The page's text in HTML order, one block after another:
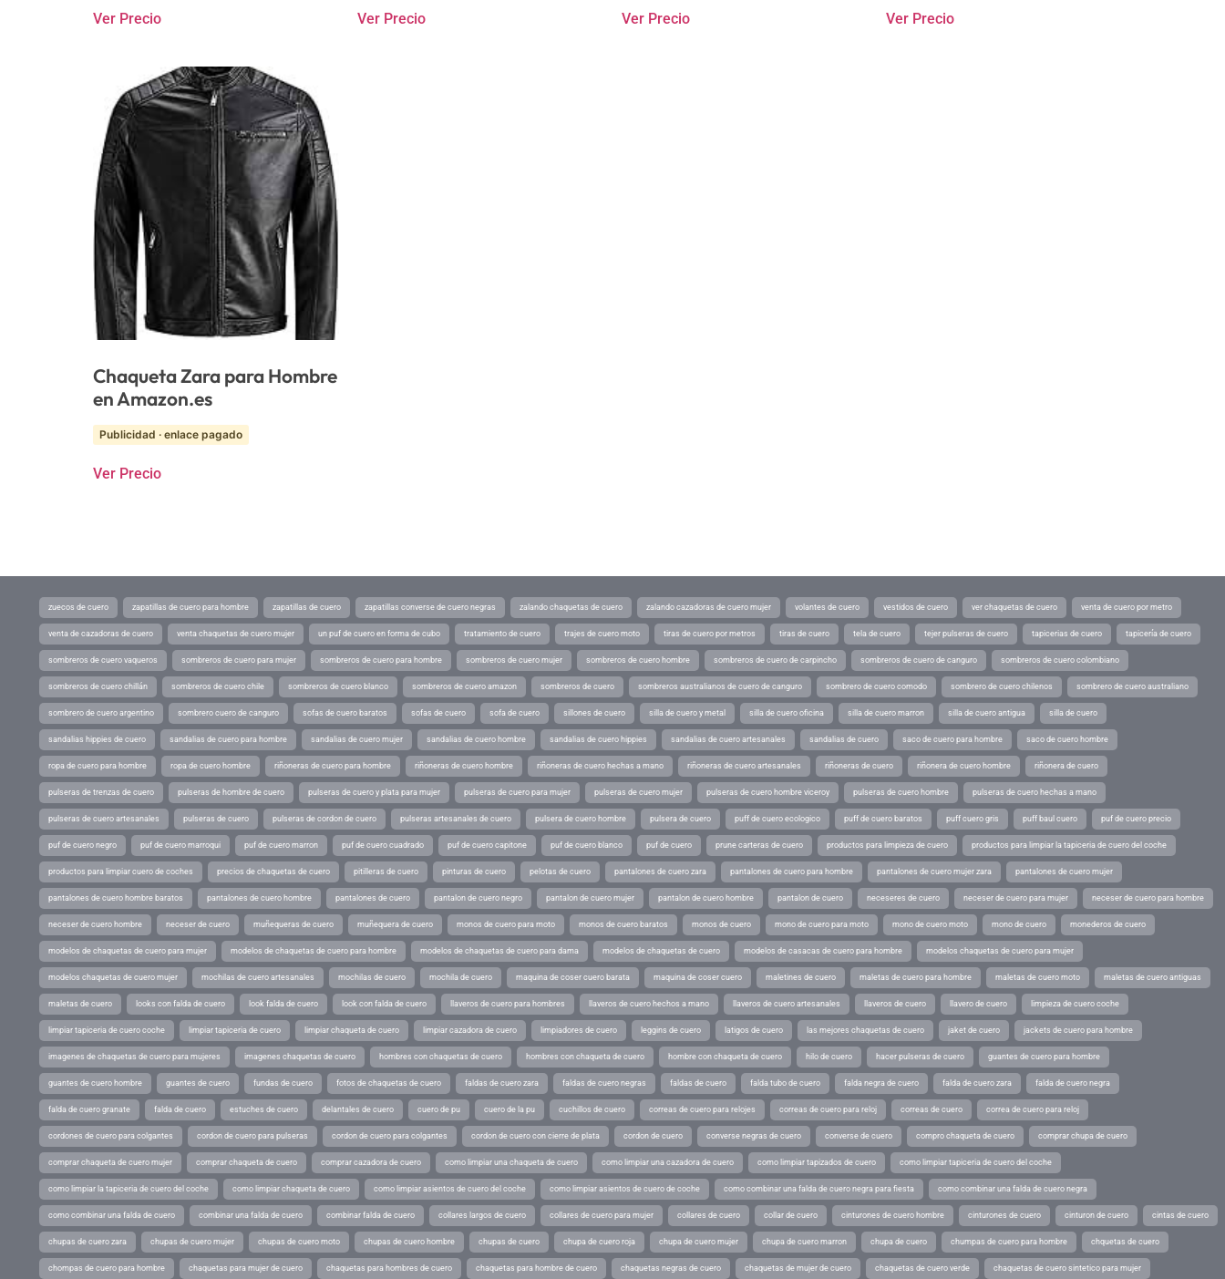
Ver Precio Ver Precio Ver Precio Ver Precio
Chaqueta Zara para Hombre
en Amazon.es
Publicidad · enlace pagado
Ver Precio
zuecos de cuero zapatillas de cuero para hombre zapatillas de cuero zapatillas converse de cuero negras zalando chaquetas de cuero zalando cazadoras de cuero mujer volantes de cuero vestidos de cuero ver chaquetas de cuero venta de cuero por metro
venta de cazadoras de cuero venta chaquetas de cuero mujer un puf de cuero en forma de cubo tratamiento de cuero trajes de cuero moto tiras de cuero por metros tiras de cuero tela de cuero tejer pulseras de cuero tapicerias de cuero tapicería de cuero
sombreros de cuero vaqueros sombreros de cuero para mujer sombreros de cuero para hombre sombreros de cuero mujer sombreros de cuero hombre sombreros de cuero de carpincho sombreros de cuero de canguro sombreros de cuero colombiano
sombreros de cuero chillán sombreros de cuero chile sombreros de cuero blanco sombreros de cuero amazon sombreros de cuero sombreros australianos de cuero de canguro sombrero de cuero comodo sombrero de cuero chilenos sombrero de cuero australiano
sombrero de cuero argentino sombrero cuero de canguro sofas de cuero baratos sofas de cuero sofa de cuero sillones de cuero silla de cuero y metal silla de cuero oficina silla de cuero marron silla de cuero antigua silla de cuero
sandalias hippies de cuero sandalias de cuero para hombre sandalias de cuero mujer sandalias de cuero hombre sandalias de cuero hippies sandalias de cuero artesanales sandalias de cuero saco de cuero para hombre saco de cuero hombre
ropa de cuero para hombre ropa de cuero hombre riñoneras de cuero para hombre riñoneras de cuero hombre riñoneras de cuero hechas a mano riñoneras de cuero artesanales riñoneras de cuero riñonera de cuero hombre riñonera de cuero
pulseras de trenzas de cuero pulseras de hombre de cuero pulseras de cuero y plata para mujer pulseras de cuero para mujer pulseras de cuero mujer pulseras de cuero hombre viceroy pulseras de cuero hombre pulseras de cuero hechas a mano
pulseras de cuero artesanales pulseras de cuero pulseras de cordon de cuero pulseras artesanales de cuero pulsera de cuero hombre pulsera de cuero puff de cuero ecologico puff de cuero baratos puff cuero gris puff baul cuero puf de cuero precio
puf de cuero negro puf de cuero marroqui puf de cuero marron puf de cuero cuadrado puf de cuero capitone puf de cuero blanco puf de cuero prune carteras de cuero productos para limpieza de cuero productos para limpiar la tapiceria de cuero del coche
productos para limpiar cuero de coches precios de chaquetas de cuero pitilleras de cuero pinturas de cuero pelotas de cuero pantalones de cuero zara pantalones de cuero para hombre pantalones de cuero mujer zara pantalones de cuero mujer
pantalones de cuero hombre baratos pantalones de cuero hombre pantalones de cuero pantalon de cuero negro pantalon de cuero mujer pantalon de cuero hombre pantalon de cuero neceseres de cuero neceser de cuero para mujer neceser de cuero para hombre
neceser de cuero hombre neceser de cuero muñequeras de cuero muñequera de cuero monos de cuero para moto monos de cuero baratos monos de cuero mono de cuero para moto mono de cuero moto mono de cuero monederos de cuero
modelos de chaquetas de cuero para mujer modelos de chaquetas de cuero para hombre modelos de chaquetas de cuero para dama modelos de chaquetas de cuero modelos de casacas de cuero para hombre modelos chaquetas de cuero para mujer
modelos chaquetas de cuero mujer mochilas de cuero artesanales mochilas de cuero mochila de cuero maquina de coser cuero barata maquina de coser cuero maletines de cuero maletas de cuero para hombre maletas de cuero moto maletas de cuero antiguas
maletas de cuero looks con falda de cuero look falda de cuero look con falda de cuero llaveros de cuero para hombres llaveros de cuero hechos a mano llaveros de cuero artesanales llaveros de cuero llavero de cuero limpieza de cuero coche
limpiar tapiceria de cuero coche limpiar tapiceria de cuero limpiar chaqueta de cuero limpiar cazadora de cuero limpiadores de cuero leggins de cuero latigos de cuero las mejores chaquetas de cuero jaket de cuero jackets de cuero para hombre
imagenes de chaquetas de cuero para mujeres imagenes chaquetas de cuero hombres con chaquetas de cuero hombres con chaqueta de cuero hombre con chaqueta de cuero hilo de cuero hacer pulseras de cuero guantes de cuero para hombre
guantes de cuero hombre guantes de cuero fundas de cuero fotos de chaquetas de cuero faldas de cuero zara faldas de cuero negras faldas de cuero falda tubo de cuero falda negra de cuero falda de cuero zara falda de cuero negra
falda de cuero granate falda de cuero estuches de cuero delantales de cuero cuero de pu cuero de la pu cuchillos de cuero correas de cuero para relojes correas de cuero para reloj correas de cuero correa de cuero para reloj
cordones de cuero para colgantes cordon de cuero para pulseras cordon de cuero para colgantes cordon de cuero con cierre de plata cordon de cuero converse negras de cuero converse de cuero compro chaqueta de cuero comprar chupa de cuero
comprar chaqueta de cuero mujer comprar chaqueta de cuero comprar cazadora de cuero como limpiar una chaqueta de cuero como limpiar una cazadora de cuero como limpiar tapizados de cuero como limpiar tapiceria de cuero del coche
como limpiar la tapiceria de cuero del coche como limpiar chaqueta de cuero como limpiar asientos de cuero del coche como limpiar asientos de cuero de coche como combinar una falda de cuero negra para fiesta como combinar una falda de cuero negra
como combinar una falda de cuero combinar una falda de cuero combinar falda de cuero collares largos de cuero collares de cuero para mujer collares de cuero collar de cuero cinturones de cuero hombre cinturones de cuero cinturon de cuero cintas de cuero
chupas de cuero zara chupas de cuero mujer chupas de cuero moto chupas de cuero hombre chupas de cuero chupa de cuero roja chupa de cuero mujer chupa de cuero marron chupa de cuero chumpas de cuero para hombre chquetas de cuero
chompas de cuero para hombre chaquetas para mujer de cuero chaquetas para hombres de cuero chaquetas para hombre de cuero chaquetas negras de cuero chaquetas de mujer de cuero chaquetas de cuero verde chaquetas de cuero sintetico para mujer